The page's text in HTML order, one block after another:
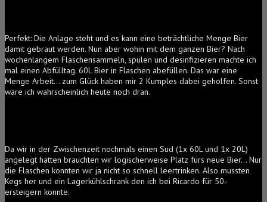
Perfekt: Die Anlage steht und es kann eine beträchtliche Menge Bier
damit gebraut werden. Nun aber wohin mit dem ganzen Bier? Nach
wochenlangem Flaschensammeln, spülen und desinfizieren machte ich
mal einen Abfülltag. 60L Bier in Flaschen abefüllen. Das war eine
Menge Arbeit… zum Glück haben mir 2 Kumples dabei geholfen. Sonst
wäre ich wahrscheinlich heute noch dran.
Da wir in der Zwischenzeit nochmals einen Sud (1x 60L und 1x 20L)
angelegt hatten brauchten wir logischerweise Platz fürs neue Bier… Nur
die Flaschen konnten wir ja nicht so schnell leertrinken. Also mussten
Kegs her und ein Lagerkühlschrank den ich bei Ricardo für 50.-
ersteigern konnte.